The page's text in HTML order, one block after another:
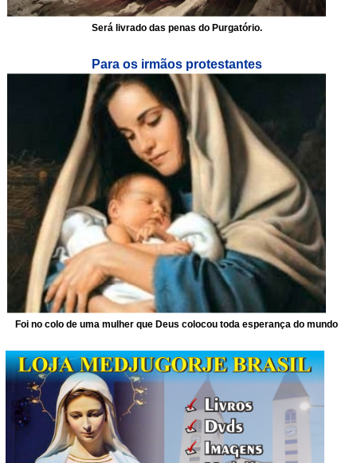
Será livrado das penas do Purgatório.
Para os irmãos protestantes
Foi no colo de uma mulher que Deus colocou toda esperança do mundo